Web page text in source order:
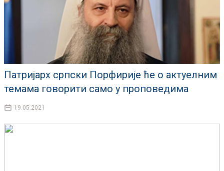
Патријарх српски Порфирије ће о актуелним
темама говорити само у проповедима
19.05.2021